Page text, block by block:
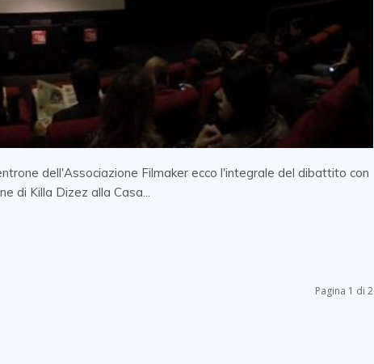
dell'Associazione Filmaker ecco l'integrale del dibattito con
di Killa Dizez alla Casa...
Pagina 1 di 2